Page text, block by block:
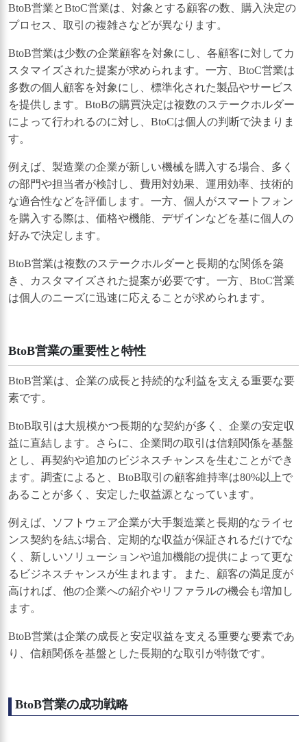
BtoB営業とBtoC営業は、対象とする顧客の数、購入決定の
プロセス、取引の複雑さなどが異なります。
BtoB営業は少数の企業顧客を対象にし、各顧客に対してカ
スタマイズされた提案が求められます。一方、BtoC営業は
多数の個人顧客を対象にし、標準化された製品やサービス
を提供します。BtoBの購買決定は複数のステークホルダー
によって行われるのに対し、BtoCは個人の判断で決まりま
す。
例えば、製造業の企業が新しい機械を購入する場合、多く
の部門や担当者が検討し、費用対効果、運用効率、技術的
な適合性などを評価します。一方、個人がスマートフォン
を購入する際は、価格や機能、デザインなどを基に個人の
好みで決定します。
BtoB営業は複数のステークホルダーと長期的な関係を築
き、カスタマイズされた提案が必要です。一方、BtoC営業
は個人のニーズに迅速に応えることが求められます。
BtoB営業の重要性と特性
BtoB営業は、企業の成長と持続的な利益を支える重要な要
素です。
BtoB取引は大規模かつ長期的な契約が多く、企業の安定収
益に直結します。さらに、企業間の取引は信頼関係を基盤
とし、再契約や追加のビジネスチャンスを生むことができ
ます。調査によると、BtoB取引の顧客維持率は80%以上で
あることが多く、安定した収益源となっています。
例えば、ソフトウェア企業が大手製造業と長期的なライセ
ンス契約を結ぶ場合、定期的な収益が保証されるだけでな
く、新しいソリューションや追加機能の提供によって更な
るビジネスチャンスが生まれます。また、顧客の満足度が
高ければ、他の企業への紹介やリファラルの機会も増加し
ます。
BtoB営業は企業の成長と安定収益を支える重要な要素であ
り、信頼関係を基盤とした長期的な取引が特徴です。
BtoB営業の成功戦略